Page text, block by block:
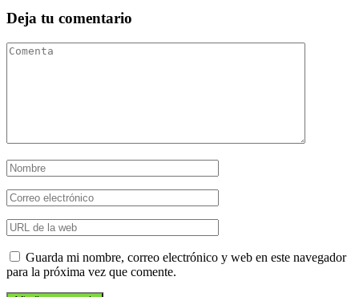
Deja tu comentario
Guarda mi nombre, correo electrónico y web en este navegador
para la próxima vez que comente.